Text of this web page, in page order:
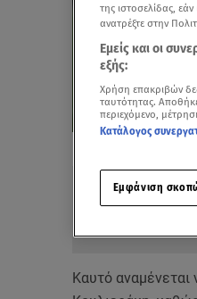
Δείτε
Καυτό αναμένεται
της ιστοσελίδας,
ανατρέξτε στην
Εμείς και οι
εξής:
Χρήση επακριβών
ταυτότητας.
περιεχόμενο,
Κατάλογος
Εμφάνιση